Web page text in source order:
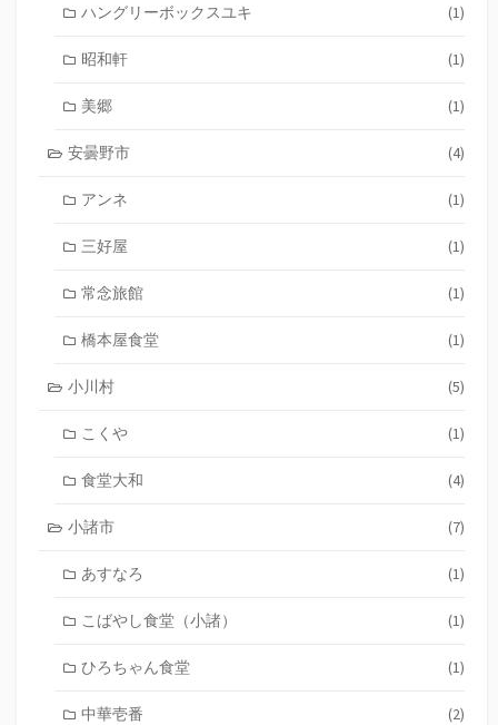
ハングリーボックスユキ (1)
昭和軒 (1)
美郷 (1)
安曇野市 (4)
アンネ (1)
三好屋 (1)
常念旅館 (1)
橋本屋食堂 (1)
小川村 (5)
こくや (1)
食堂大和 (4)
小諸市 (7)
あすなろ (1)
こばやし食堂（小諸） (1)
ひろちゃん食堂 (1)
中華壱番 (2)